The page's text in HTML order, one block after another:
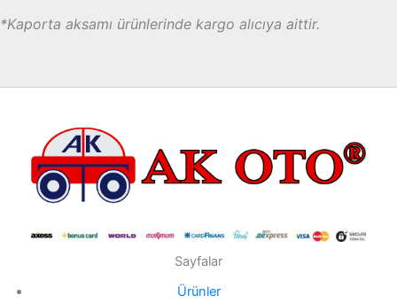
*Kaporta aksamı ürünlerinde kargo alıcıya aittir.
Sayfalar
Ürünler